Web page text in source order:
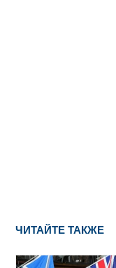
ЧИТАЙТЕ ТАКЖЕ